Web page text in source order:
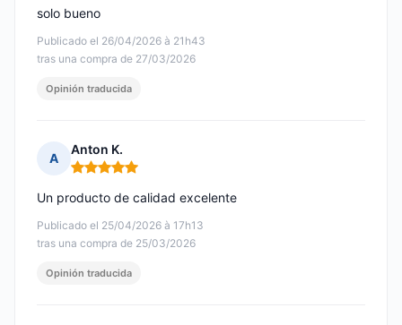
Publicado el 26/04/2026 à 21h43
tras una compra de 27/03/2026
solo bueno
Opinión traducida
A
Anton K.
Nota: 5 de 5
Publicado el 25/04/2026 à 17h13
tras una compra de 25/03/2026
Un producto de calidad excelente
Opinión traducida